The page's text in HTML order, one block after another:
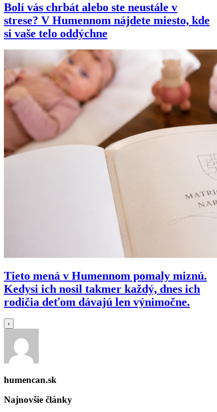
Bolí vás chrbát alebo ste neustále v
strese? V Humennom nájdete miesto, kde
si vaše telo oddýchne
Tieto mená v Humennom pomaly miznú.
Kedysi ich nosil takmer každý, dnes ich
rodičia deťom dávajú len výnimočne.
›
humencan.sk
Najnovšie články